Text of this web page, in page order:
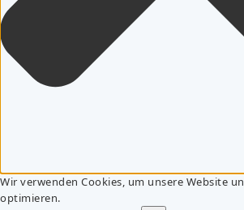
Wir verwenden Cookies, um unsere Website
optimieren.